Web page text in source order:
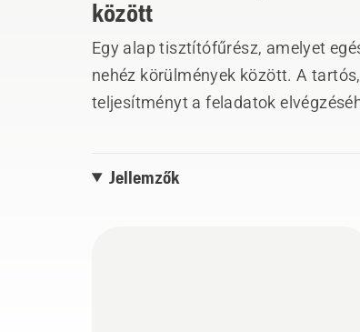
között
Egy alap tisztítófűrész, amelyet
nehéz körülmények között. A
teljesítményt a feladatok
Jellemzők